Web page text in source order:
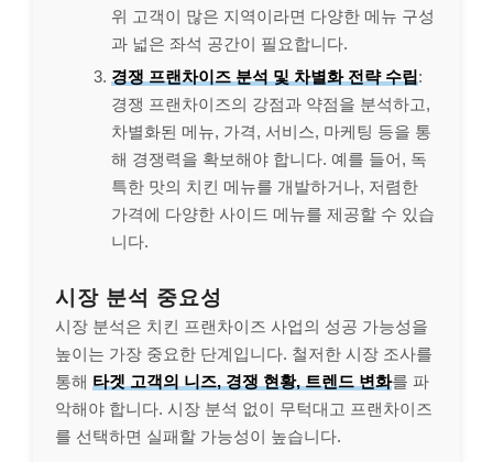
위 고객이 많은 지역이라면 다양한 메뉴 구성
과 넓은 좌석 공간이 필요합니다.
경쟁 프랜차이즈 분석 및 차별화 전략 수립:
경쟁 프랜차이즈의 강점과 약점을 분석하고,
차별화된 메뉴, 가격, 서비스, 마케팅 등을 통
해 경쟁력을 확보해야 합니다. 예를 들어, 독
특한 맛의 치킨 메뉴를 개발하거나, 저렴한
가격에 다양한 사이드 메뉴를 제공할 수 있습
니다.
시장 분석 중요성
시장 분석은 치킨 프랜차이즈 사업의 성공 가능성을
높이는 가장 중요한 단계입니다. 철저한 시장 조사를
통해 타겟 고객의 니즈, 경쟁 현황, 트렌드 변화를 파
악해야 합니다. 시장 분석 없이 무턱대고 프랜차이즈
를 선택하면 실패할 가능성이 높습니다.